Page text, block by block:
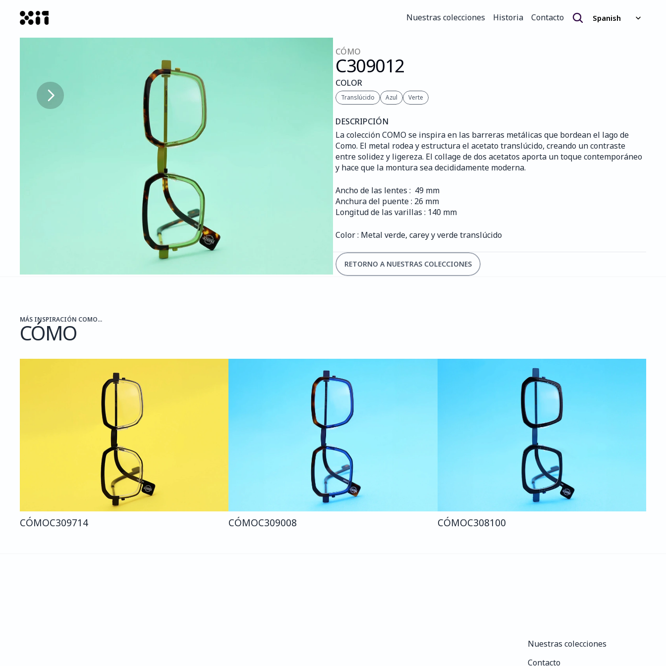
Nuestras colecciones
Historia
Contacto
Spanish
CÓMO
C309012
COLOR
Translúcido Azul Verte
DESCRIPCIÓN
La colección COMO se inspira en las barreras metálicas que bordean el lago de
Como. El metal rodea y estructura el acetato translúcido, creando un contraste
entre solidez y ligereza. El collage de dos acetatos aporta un toque contemporáneo
y hace que la montura sea decididamente moderna.
Ancho de las lentes :  49 mm
Anchura del puente : 26 mm
Longitud de las varillas : 140 mm
Color : Metal verde, carey y verde translúcido
RETORNO A NUESTRAS COLECCIONES
MÁS INSPIRACIÓN COMO...
CÓMO
CÓMOC309714 CÓMOC309008 CÓMOC308100
Nuestras colecciones
Contacto